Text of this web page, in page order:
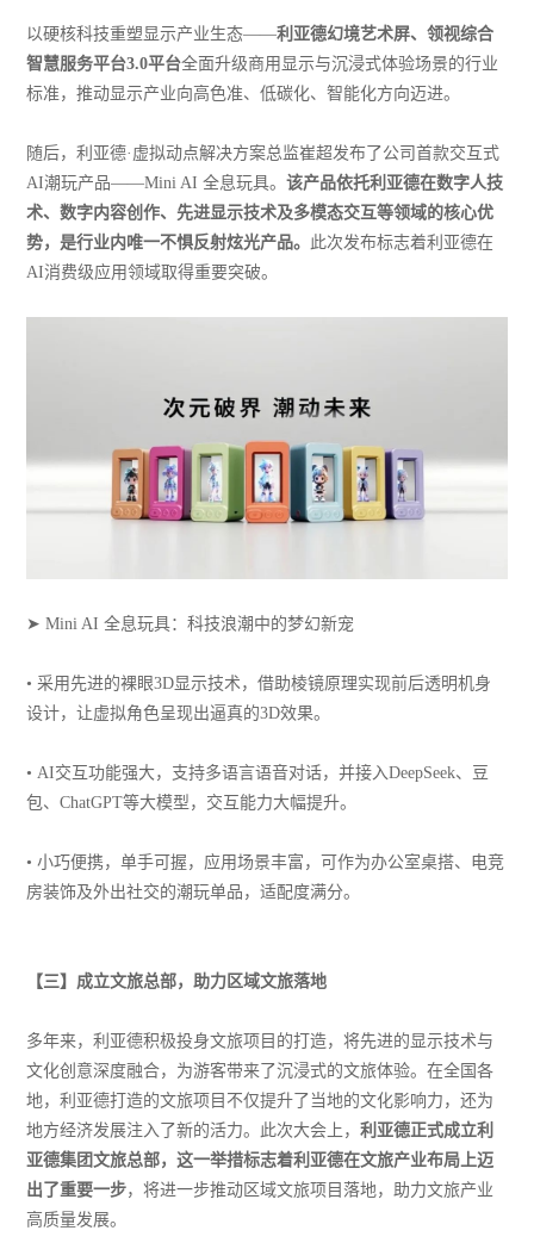
以硬核科技重塑显示产业生态——利亚德幻境艺术屏、领视综合
智慧服务平台3.0平台全面升级商用显示与沉浸式体验场景的行业
标准，推动显示产业向高色准、低碳化、智能化方向迈进。
随后，利亚德·虚拟动点解决方案总监崔超发布了公司首款交互式
AI潮玩产品——Mini AI 全息玩具。该产品依托利亚德在数字人技
术、数字内容创作、先进显示技术及多模态交互等领域的核心优
势，是行业内唯一不惧反射炫光产品。 此次发布标志着利亚德在
AI消费级应用领域取得重要突破。
➤ Mini AI 全息玩具：科技浪潮中的梦幻新宠
• 采用先进的裸眼3D显示技术，借助棱镜原理实现前后透明机身
设计，让虚拟角色呈现出逼真的3D效果。
• AI交互功能强大，支持多语言语音对话，并接入DeepSeek、豆
包、ChatGPT等大模型，交互能力大幅提升。
• 小巧便携，单手可握，应用场景丰富，可作为办公室桌搭、电竞
房装饰及外出社交的潮玩单品，适配度满分。
【三】 成立文旅总部，助力区域文旅落地
多年来，利亚德积极投身文旅项目的打造，将先进的显示技术与
文化创意深度融合，为游客带来了沉浸式的文旅体验。在全国各
地，利亚德打造的文旅项目不仅提升了当地的文化影响力，还为
地方经济发展注入了新的活力。此次大会上，利亚德正式成立利
亚德集团文旅总部，这一举措标志着利亚德在文旅产业布局上迈
出了重要一步，将进一步推动区域文旅项目落地，助力文旅产业
高质量发展。